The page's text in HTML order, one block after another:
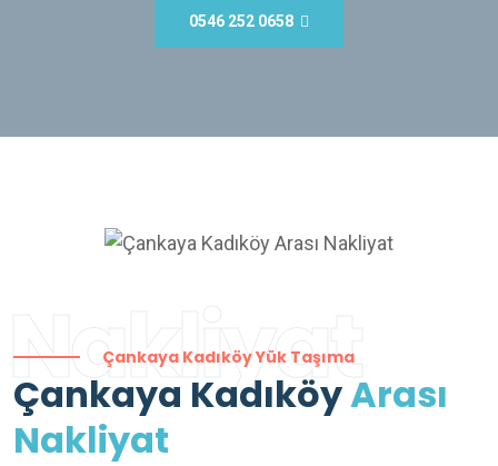
0546 252 0658
Nakliyat
Çankaya Kadıköy Yük Taşıma
Çankaya KadıköyArası
Nakliyat